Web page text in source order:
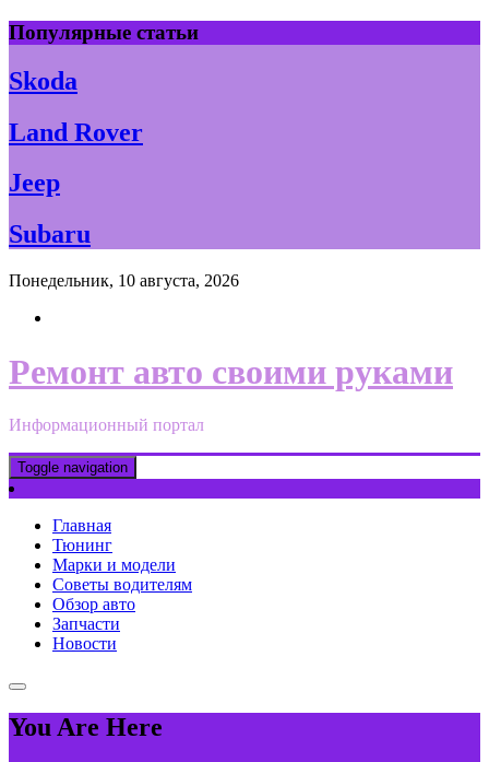
Skip
to
content
Популярные статьи
Skoda
Land Rover
Jeep
Subaru
Понедельник, 10 августа, 2026
Ремонт авто своими руками
Информационный портал
Toggle navigation
Главная
Тюнинг
Марки и модели
Советы водителям
Обзор авто
Запчасти
Новости
You Are Here